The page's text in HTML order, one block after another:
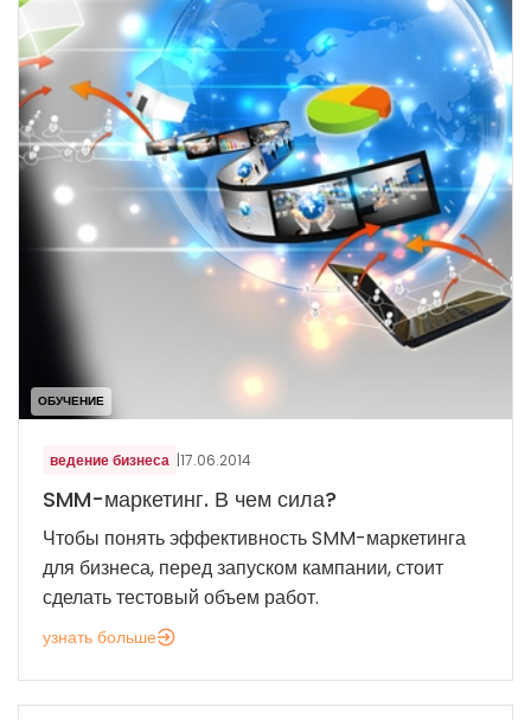
ОБУЧЕНИЕ
ведение бизнеса |17.06.2014
SMM-маркетинг. В чем сила?
Чтобы понять эффективность SMM-маркетинга
для бизнеса, перед запуском кампании, стоит
сделать тестовый объем работ.
узнать больше